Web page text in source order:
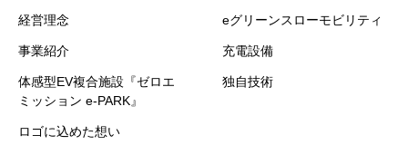
経営理念
事業紹介
体感型EV複合施設『ゼロエ
ミッション e-PARK』
ロゴに込めた想い
eグリーンスローモビリティ
充電設備
独自技術